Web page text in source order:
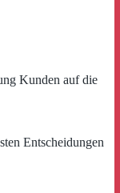
Kunden auf die
Entscheidungen